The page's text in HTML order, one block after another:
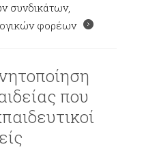
συνδικάτων,
φορέων
που